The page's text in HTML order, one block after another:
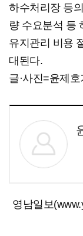
하수처리장 등
량 수요분석 등
유지관리 비용
대된다.
글·사진=윤제
영남일보